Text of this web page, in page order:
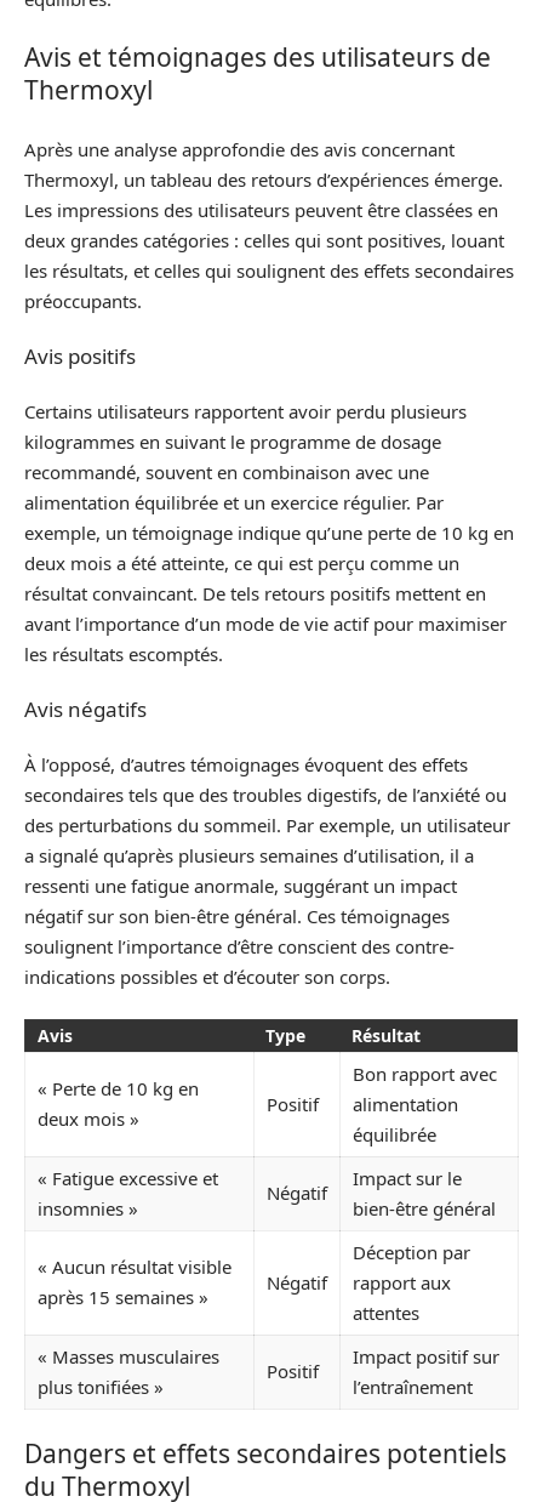
Avis et témoignages des utilisateurs de
Thermoxyl
Après une analyse approfondie des avis concernant
Thermoxyl, un tableau des retours d’expériences émerge.
Les impressions des utilisateurs peuvent être classées en
deux grandes catégories : celles qui sont positives, louant
les résultats, et celles qui soulignent des effets secondaires
préoccupants.
Avis positifs
Certains utilisateurs rapportent avoir perdu plusieurs
kilogrammes en suivant le programme de dosage
recommandé, souvent en combinaison avec une
alimentation équilibrée et un exercice régulier. Par
exemple, un témoignage indique qu’une perte de 10 kg en
deux mois a été atteinte, ce qui est perçu comme un
résultat convaincant. De tels retours positifs mettent en
avant l’importance d’un mode de vie actif pour maximiser
les résultats escomptés.
Avis négatifs
À l’opposé, d’autres témoignages évoquent des effets
secondaires tels que des troubles digestifs, de l’anxiété ou
des perturbations du sommeil. Par exemple, un utilisateur
a signalé qu’après plusieurs semaines d’utilisation, il a
ressenti une fatigue anormale, suggérant un impact
négatif sur son bien-être général. Ces témoignages
soulignent l’importance d’être conscient des contre-
indications possibles et d’écouter son corps.
Avis Type Résultat
« Perte de 10 kg en
deux mois »
Positif
Bon rapport avec
alimentation
équilibrée
« Fatigue excessive et
insomnies »
Négatif
Impact sur le
bien-être général
« Aucun résultat visible
après 15 semaines »
Négatif
Déception par
rapport aux
attentes
« Masses musculaires
plus tonifiées »
Positif
Impact positif sur
l’entraînement
Dangers et effets secondaires potentiels
du Thermoxyl